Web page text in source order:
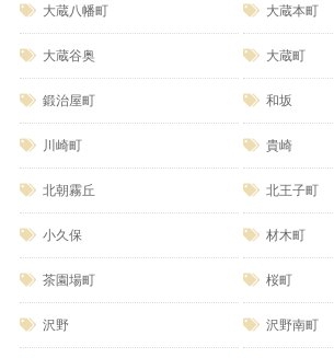
大蔵八幡町 大蔵本町
大蔵谷奥 大蔵町
鍛治屋町 和坂
川崎町 貴崎
北朝霧丘 北王子町
小久保 材木町
茶園場町 桜町
沢野 沢野南町